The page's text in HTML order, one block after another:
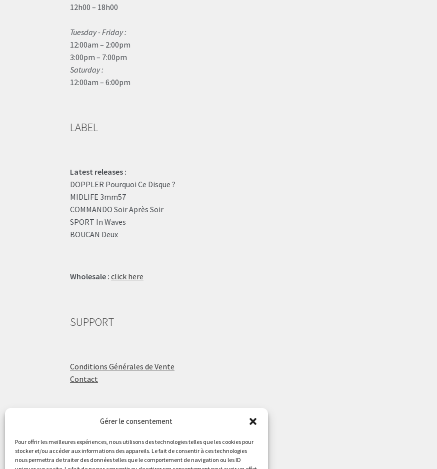
Gérer le consentement
Pour offrir les meilleures expériences, nous utilisons des technologies telles que les cookies pour
stocker et/ou accéder aux informations des appareils. Le fait de consentir à ces technologies
nous permettra de traiter des données telles que le comportement de navigation ou les ID
12h00 – 18h00
Tuesday - Friday :
12:00am – 2:00pm
3:00pm – 7:00pm
Saturday :
12:00am – 6:00pm
LABEL
Latest releases :
DOPPLER Pourquoi Ce Disque ?
MIDLIFE 3mm57
COMMANDO Soir Après Soir
SPORT In Waves
BOUCAN Deux
Wholesale : click here
SUPPORT
Conditions Générales de Vente
Contact
ÉCOLE DE BATTERIE